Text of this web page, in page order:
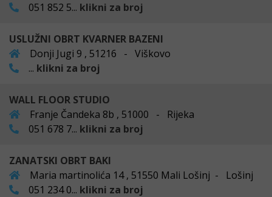
051 852 5... klikni za broj
USLUŽNI OBRT KVARNER BAZENI
Donji Jugi 9 , 51216 - Viškovo
... klikni za broj
WALL FLOOR STUDIO
Franje Čandeka 8b , 51000 - Rijeka
051 678 7... klikni za broj
ZANATSKI OBRT BAKI
Maria martinolića 14 , 51550 Mali Lošinj - Lošinj
051 234 0... klikni za broj